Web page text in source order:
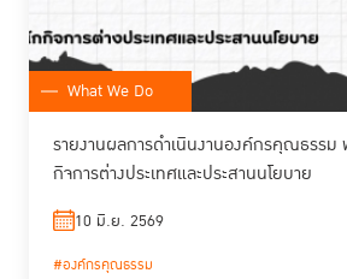
What We Do
รายงานผลการดำเนินงานองค์กรคุณธรรม
กิจการต่างประเทศและประสานนโยบาย
10 มิ.ย. 2569
#องค์กรคุณธรรม